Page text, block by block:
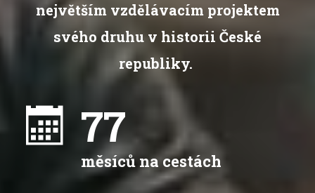
největším vzdělávacím projektem
svého druhu v historii České
republiky.
77
měsíců na cestách